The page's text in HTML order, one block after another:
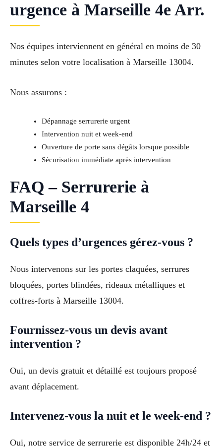
urgence à Marseille 4e Arr.
Nos équipes interviennent en général en moins de 30
minutes selon votre localisation à Marseille 13004.
Nous assurons :
Dépannage serrurerie urgent
Intervention nuit et week-end
Ouverture de porte sans dégâts lorsque possible
Sécurisation immédiate après intervention
FAQ – Serrurerie à
Marseille 4
Quels types d’urgences gérez-vous ?
Nous intervenons sur les portes claquées, serrures
bloquées, portes blindées, rideaux métalliques et
coffres-forts à Marseille 13004.
Fournissez-vous un devis avant
intervention ?
Oui, un devis gratuit et détaillé est toujours proposé
avant déplacement.
Intervenez-vous la nuit et le week-end ?
Oui, notre service de serrurerie est disponible 24h/24 et